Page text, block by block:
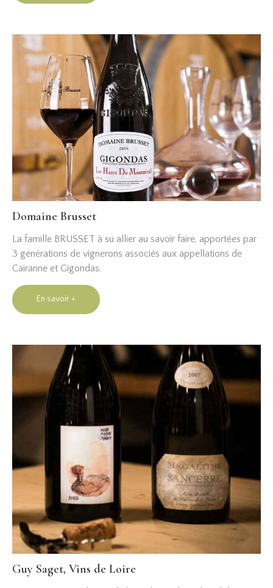
Domaine Brusset
La famille BRUSSET à su allier au savoir faire, apportées par
3 générations de vignerons associés aux appellations de
Cairanne et Gigondas.
En savoir +
Guy Saget, Vins de Loire